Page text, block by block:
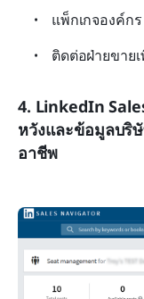
แพ็กเกจองค์กร
ติดต่อฝ่ายขาย
4. LinkedIn
หวังและข้อมูลบริ
อาชีพ